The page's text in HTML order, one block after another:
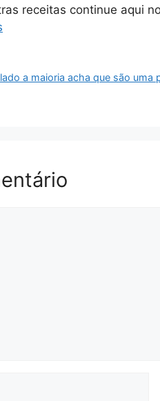
receitas continue aqui
a maioria acha que são uma